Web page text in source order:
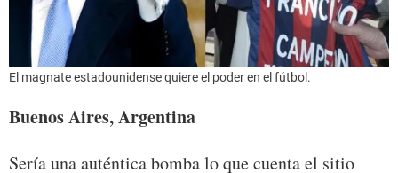
El magnate estadounidense quiere el poder en el fútbol.
Buenos Aires, Argentina
Sería una auténtica bomba lo que cuenta el sitio